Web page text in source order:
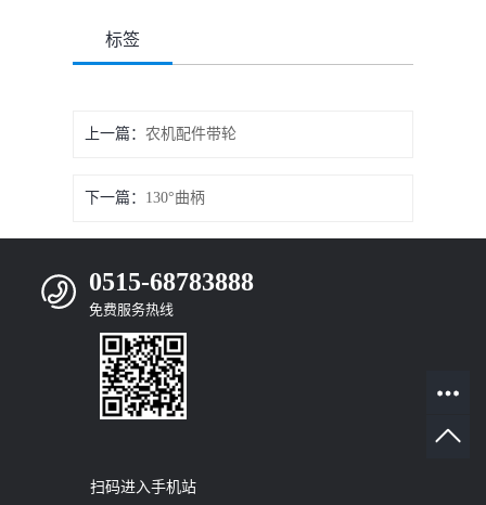
标签
上一篇：农机配件带轮
下一篇： 130°曲柄
0515-68783888
免费服务热线
扫码进入手机站